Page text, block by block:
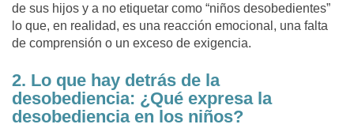
de sus hijos y a no etiquetar como “niños desobedientes”
lo que, en realidad, es una reacción emocional, una falta
de comprensión o un exceso de exigencia.
2. Lo que hay detrás de la
desobediencia: ¿Qué expresa la
desobediencia en los niños?